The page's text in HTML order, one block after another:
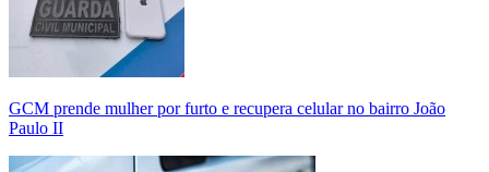
GCM prende mulher por furto e recupera celular no bairro João
Paulo II